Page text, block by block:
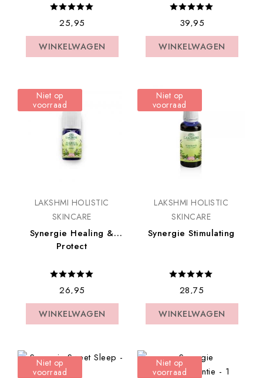
€ 25,95
WINKELWAGEN
WINKELWAGEN
€ 39,95
WINKELWAGEN
WINKELWAGEN
Niet op
voorraad
LAKSHMI HOLISTIC
SKINCARE
Synergie Healing &
Protect
€ 26,95
WINKELWAGEN
WINKELWAGEN
Niet op
voorraad
LAKSHMI HOLISTIC
SKINCARE
Synergie Stimulating
€ 28,75
WINKELWAGEN
WINKELWAGEN
Niet op
voorraad
Niet op
voorraad